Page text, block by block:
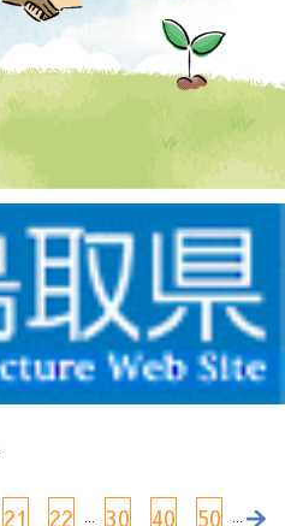
21 22 ... 30 40 50 ...